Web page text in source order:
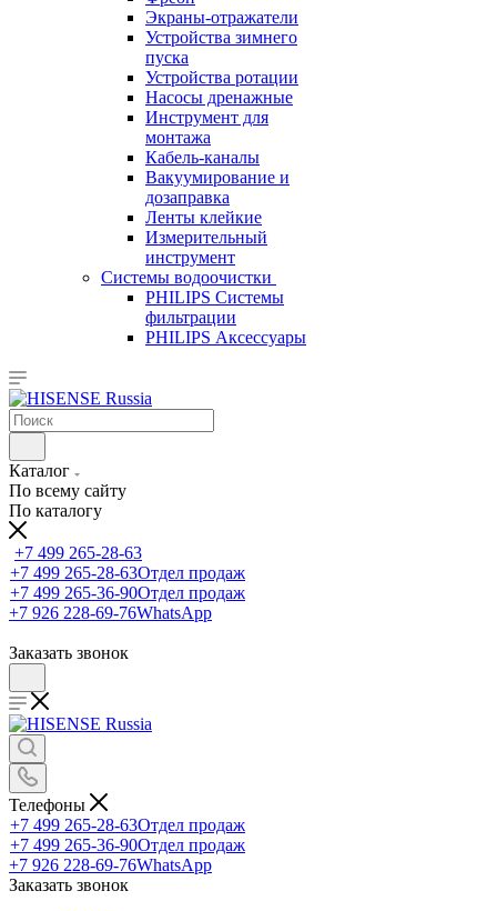
Экраны-отражатели
Устройства зимнего
пуска
Устройства ротации
Насосы дренажные
Инструмент для
монтажа
Кабель-каналы
Вакуумирование и
дозаправка
Ленты клейкие
Измерительный
инструмент
Системы водоочистки
PHILIPS Системы
фильтрации
PHILIPS Аксессуары
Каталог
По всему сайту
По каталогу
+7 499 265-28-63
+7 499 265-28-63Отдел продаж
+7 499 265-36-90Отдел продаж
+7 926 228-69-76WhatsApp
Заказать звонок
Телефоны
+7 499 265-28-63Отдел продаж
+7 499 265-36-90Отдел продаж
+7 926 228-69-76WhatsApp
Заказать звонок